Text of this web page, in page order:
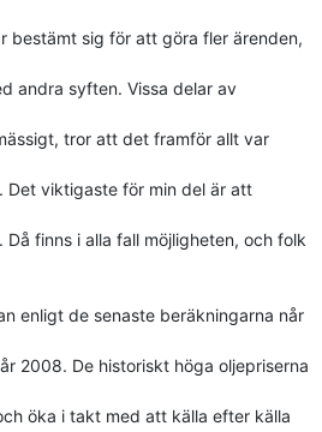
bestämt sig för att göra fler ärenden,
andra syften. Vissa delar av
tror att det framför allt var
Det viktigaste för min del är att
finns i alla fall möjligheten, och folk
enligt de senaste beräkningarna når
2008. De historiskt höga oljepriserna
öka i takt med att källa efter källa